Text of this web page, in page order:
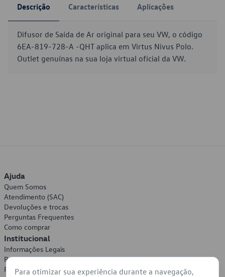
Descrição Características Aplicações
Difusor de Saída de Ar original para seu VW, o código
6EA-819-728-A -QHT aplica em Virtus Nivus Polo.
Outlet genuínas na sua loja virtual oficial da VW.
Ajuda
Quem Somos
Atendimento (SAC)
Devoluções e trocas
Perguntas Frequentes
Como comprar
Institucional
Informações Legais
Política de Privacidade
Política de Cookies
Para otimizar sua experiência durante a navegação,